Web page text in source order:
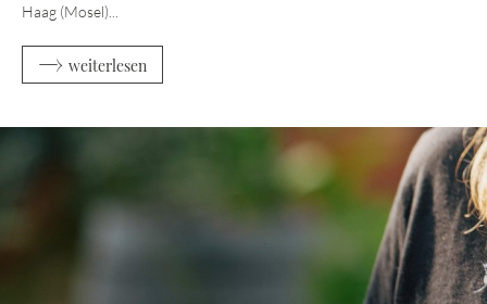
Haag (Mosel)...
weiterlesen